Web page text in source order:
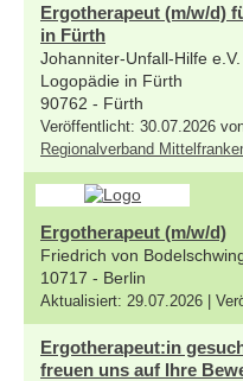
Ergotherapeut (m/w/d)
in Fürth
Johanniter-Unfall-Hilfe
Logopädie in Fürth
90762 - Fürth
Veröffentlicht: 30.07.2026
Regionalverband
Ergotherapeut (m/w/d)
Friedrich von
10717 - Berlin
Aktualisiert: 29.07.2026 |
Ergotherapeut:in
freuen uns auf Ihre